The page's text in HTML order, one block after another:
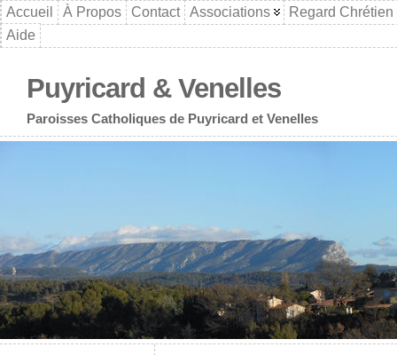
Accueil À Propos Contact Associations
Regard Chrétien
Aide
Puyricard & Venelles
Paroisses Catholiques de Puyricard et Venelles